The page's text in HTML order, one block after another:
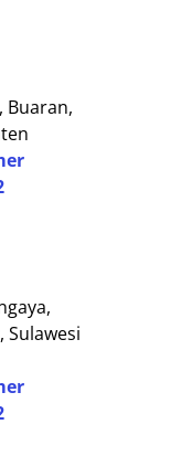
Buaran,
Sulawesi